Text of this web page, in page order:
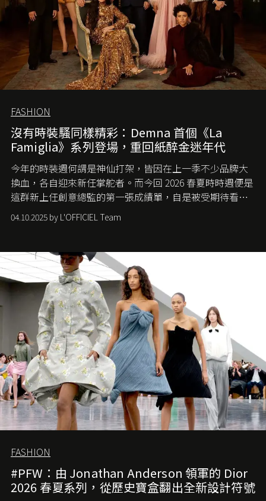
FASHION
沒有時裝騷同樣精彩：Demna 首個《La
Famiglia》系列登場，重回紙醉金迷年代
今年的時裝週何謂是神仙打架，皆因在上一季不少品牌大
換血，各自迎來新任掌舵者。而今回 2026 春夏時時週便是
這群新上任創意總監的第一張成績單，自是被受期待看他
們如何各顯神通。意大利老牌 Gucci 在過去幾個季度業績
難已救回，開雲集團任命成功曾翻轉 Balenciaga 的愛將
團市值一日蒸發 30 億美元，大眾擔心走得太前的 Demna
會忽略品牌的美學基礎，最後變成三不像。而從剛剛推出
的首作所造成的話題及關注度，我們便知道 Demna 沒這麼
簡單，一個嶄新的 Gucci 時代已經展開！
04.10.2025 by L'OFFICIEL Team
FASHION
#PFW：由 Jonathan Anderson 領軍的 Dior
2026 春夏系列，從歷史寶盒翻出全新設計符號